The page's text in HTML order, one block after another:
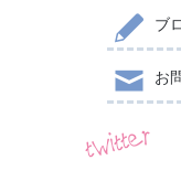
ブ
お
twitter